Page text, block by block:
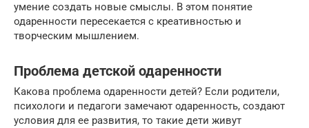
умение создать новые смыслы. В этом понятие
одаренности пересекается с креативностью и
творческим мышлением.
Проблема детской одаренности
Какова проблема одаренности детей? Если родители,
психологи и педагоги замечают одаренность, создают
условия для ее развития, то такие дети живут